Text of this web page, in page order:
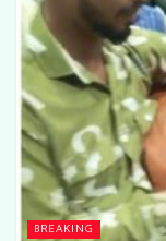
BREAKING